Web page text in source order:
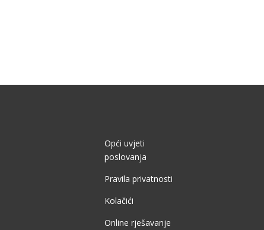
Opći uvjeti
poslovanja
Pravila privatnosti
Kolačići
Online rješavanje